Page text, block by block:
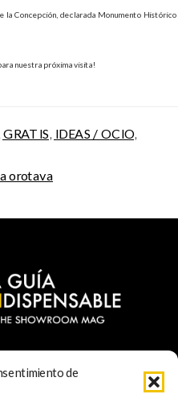
de
la Concepción, declarada Monumento Histórico
nuestra próxima visita!
GRATIS IDEAS / OCIO,
orotava
- Rosti Family Group S.L.